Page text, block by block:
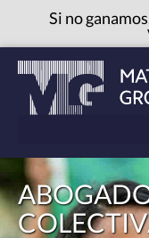
Si no